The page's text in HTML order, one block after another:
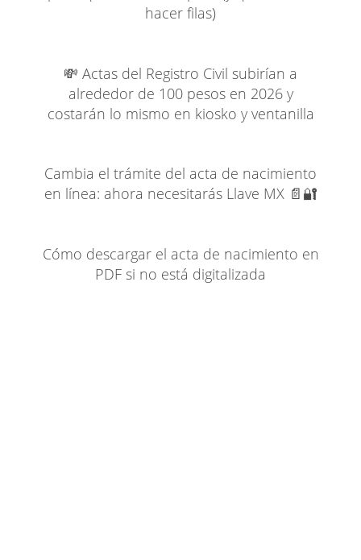
hacer filas)
💸 Actas del Registro Civil subirían a
alrededor de 100 pesos en 2026 y
costarán lo mismo en kiosko y ventanilla
Cambia el trámite del acta de nacimiento
en línea: ahora necesitarás Llave MX 📄🔐
Cómo descargar el acta de nacimiento en
PDF si no está digitalizada